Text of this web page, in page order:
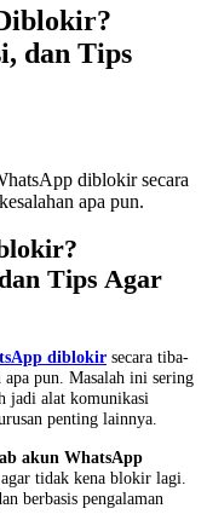
dan Tips
diblokir secara
apa pun.
Tips Agar
diblokir secara tiba-
apa pun. Masalah ini sering
jadi alat komunikasi
penting lainnya.
akun WhatsApp
tidak kena blokir lagi.
berbasis pengalaman